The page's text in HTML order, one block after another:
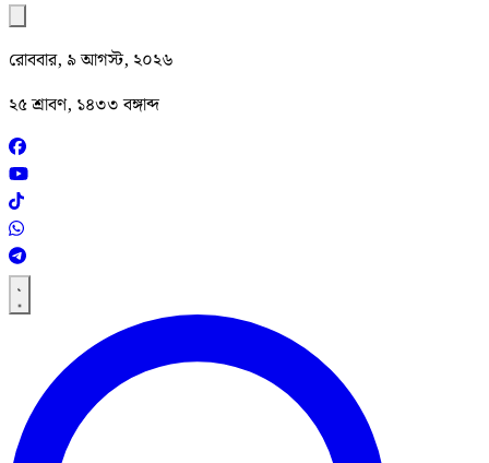
রোববার, ৯ আগস্ট, ২০২৬
২৫ শ্রাবণ, ১৪৩৩ বঙ্গাব্দ